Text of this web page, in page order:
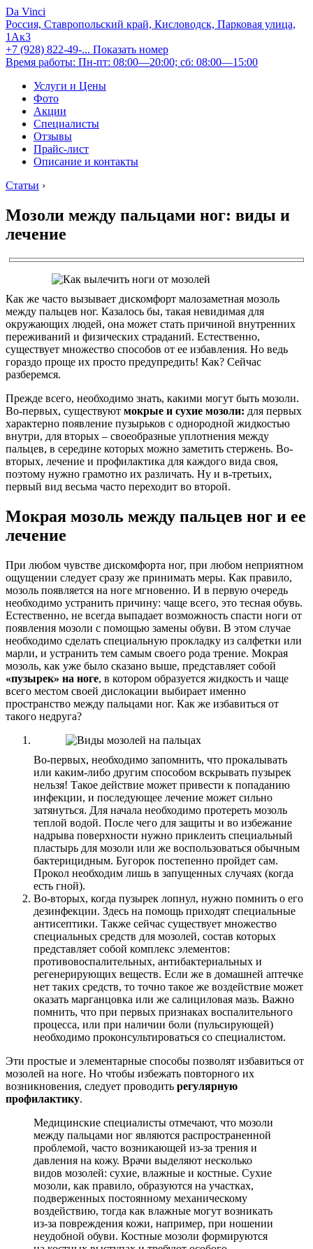
Da Vinci
Россия, Ставропольский край, Кисловодск, Парковая улица,
1Ак3
+7 (928) 822-49-... Показать номер
Время работы: Пн-пт: 08:00—20:00; сб: 08:00—15:00
Услуги и Цены
Фото
Акции
Специалисты
Отзывы
Прайс-лист
Описание и контакты
Статьи ›
Мозоли между пальцами ног: виды и
лечение
Как же часто вызывает дискомфорт малозаметная мозоль
между пальцев ног. Казалось бы, такая невидимая для
окружающих людей, она может стать причиной внутренних
переживаний и физических страданий. Естественно,
существует множество способов от ее избавления. Но ведь
гораздо проще их просто предупредить! Как? Сейчас
разберемся.
Прежде всего, необходимо знать, какими могут быть мозоли.
Во-первых, существуют мокрые и сухие мозоли: для первых
характерно появление пузырьков с однородной жидкостью
внутри, для вторых – своеобразные уплотнения между
пальцев, в середине которых можно заметить стержень. Во-
вторых, лечение и профилактика для каждого вида своя,
поэтому нужно грамотно их различать. Ну и в-третьих,
первый вид весьма часто переходит во второй.
Мокрая мозоль между пальцев ног и ее
лечение
При любом чувстве дискомфорта ног, при любом неприятном
ощущении следует сразу же принимать меры. Как правило,
мозоль появляется на ноге мгновенно. И в первую очередь
необходимо устранить причину: чаще всего, это тесная обувь.
Естественно, не всегда выпадает возможность спасти ноги от
появления мозоли с помощью замены обуви. В этом случае
необходимо сделать специальную прокладку из салфетки или
марли, и устранить тем самым своего рода трение. Мокрая
мозоль, как уже было сказано выше, представляет собой
«пузырек» на ноге, в котором образуется жидкость и чаще
всего местом своей дислокации выбирает именно
пространство между пальцами ног. Как же избавиться от
такого недруга?
Во-первых, необходимо запомнить, что прокалывать
или каким-либо другим способом вскрывать пузырек
нельзя! Такое действие может привести к попаданию
инфекции, и последующее лечение может сильно
затянуться. Для начала необходимо протереть мозоль
теплой водой. После чего для защиты и во избежание
надрыва поверхности нужно приклеить специальный
пластырь для мозоли или же воспользоваться обычным
бактерицидным. Бугорок постепенно пройдет сам.
Прокол необходим лишь в запущенных случаях (когда
есть гной).
Во-вторых, когда пузырек лопнул, нужно помнить о его
дезинфекции. Здесь на помощь приходят специальные
антисептики. Также сейчас существует множество
специальных средств для мозолей, состав которых
представляет собой комплекс элементов:
противовоспалительных, антибактериальных и
регенерирующих веществ. Если же в домашней аптечке
нет таких средств, то точно такое же воздействие может
оказать марганцовка или же салициловая мазь. Важно
помнить, что при первых признаках воспалительного
процесса, или при наличии боли (пульсирующей)
необходимо проконсультироваться со специалистом.
Эти простые и элементарные способы позволят избавиться от
мозолей на ноге. Но чтобы избежать повторного их
возникновения, следует проводить регулярную
профилактику.
Медицинские специалисты отмечают, что мозоли
между пальцами ног являются распространенной
проблемой, часто возникающей из-за трения и
давления на кожу. Врачи выделяют несколько
видов мозолей: сухие, влажные и костные. Сухие
мозоли, как правило, образуются на участках,
подверженных постоянному механическому
воздействию, тогда как влажные могут возникать
из-за повреждения кожи, например, при ношении
неудобной обуви. Костные мозоли формируются